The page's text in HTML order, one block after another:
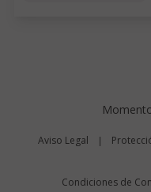
Aviso Legal
Condiciones de